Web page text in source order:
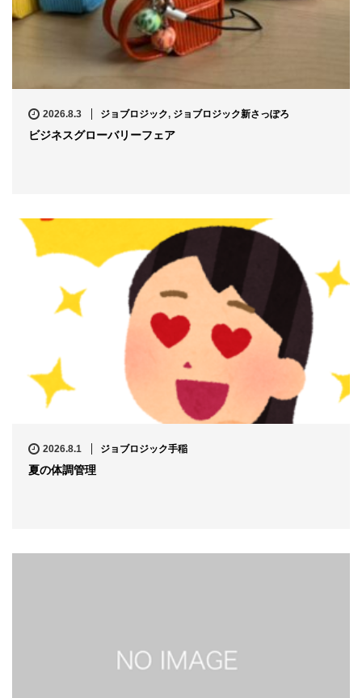
2026.8.3 ジョブロジック, ジョブロジック新さっぽろ
ビジネスグローバリーフェア
2026.8.1 ジョブロジック手稲
夏の体調管理